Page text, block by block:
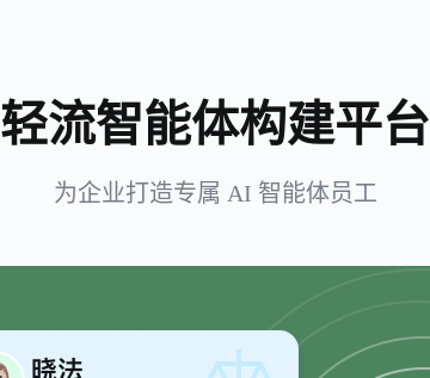
轻流智能体构建平台
为企业打造专属 AI 智能体员工